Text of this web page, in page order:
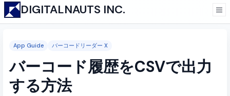
DIGITALNAUTS INC.
App Guide バーコードリーダー X
バーコード履歴をCSVで出力
する方法